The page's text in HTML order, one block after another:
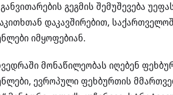
გეგმის შემუშევება
დაკავშირებით,
იმყოფებიან.
მონაწილეობას იღებენ
ევროპული ფეხბურთის